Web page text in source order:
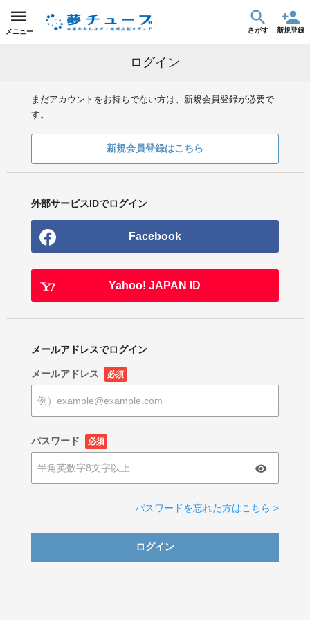
メニュー さがす 新規登録
ログイン
まだアカウントをお持ちでない方は、新規会員登録が必要で
す。
新規会員登録はこちら
外部サービスIDでログイン
Facebook
Yahoo! JAPAN ID
メールアドレスでログイン
メールアドレス 必須
パスワード 必須
パスワードを忘れた方はこちら >
ログイン